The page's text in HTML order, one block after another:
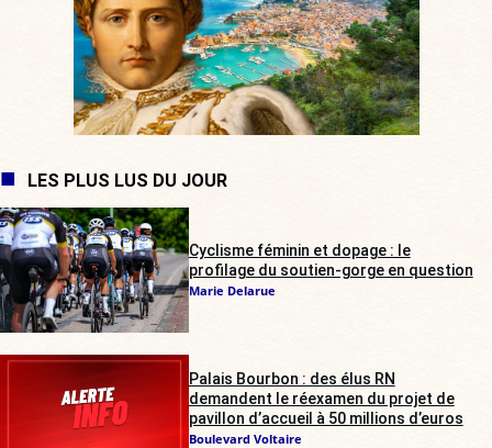
LES PLUS LUS DU JOUR
Cyclisme féminin et dopage : le
profilage du soutien-gorge en question
Marie Delarue
Palais Bourbon : des élus RN
demandent le réexamen du projet de
pavillon d’accueil à 50 millions d’euros
Boulevard Voltaire